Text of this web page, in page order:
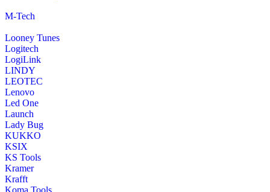
M-Tech
Looney Tunes
Logitech
LogiLink
LINDY
LEOTEC
Lenovo
Led One
Launch
Lady Bug
KUKKO
KSIX
KS Tools
Kramer
Krafft
Koma Tools